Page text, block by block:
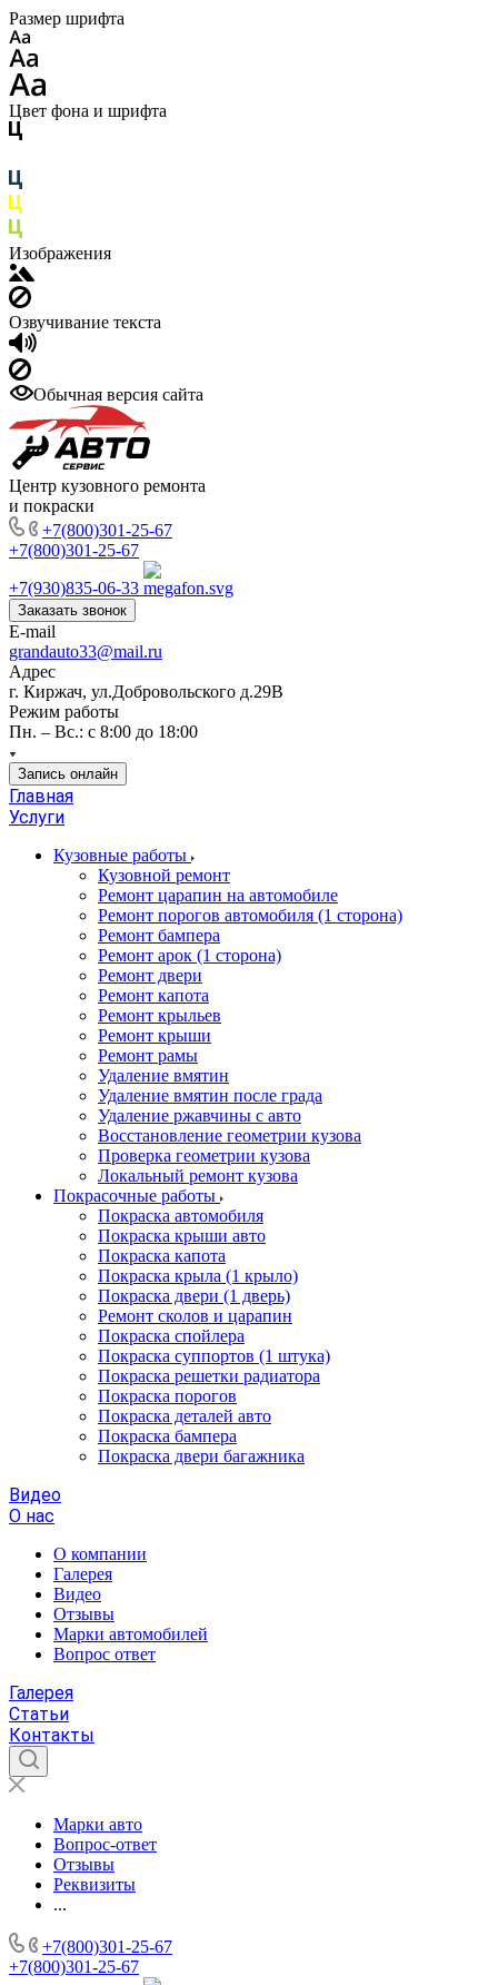
Размер шрифта
Цвет фона и шрифта
Изображения
Озвучивание текста
Обычная версия сайта
Центр кузовного ремонта
и покраски
+7(800)301-25-67
+7(800)301-25-67
+7(930)835-06-33
Заказать звонок
E-mail
grandauto33@mail.ru
Адрес
г. Киржач, ул.Добровольского д.29В
Режим работы
Пн. – Вс.: с 8:00 до 18:00
Запись онлайн
Главная
Услуги
Кузовные работы
Кузовной ремонт
Ремонт царапин на автомобиле
Ремонт порогов автомобиля (1 сторона)
Ремонт бампера
Ремонт арок (1 сторона)
Ремонт двери
Ремонт капота
Ремонт крыльев
Ремонт крыши
Ремонт рамы
Удаление вмятин
Удаление вмятин после града
Удаление ржавчины с авто
Восстановление геометрии кузова
Проверка геометрии кузова
Локальный ремонт кузова
Покрасочные работы
Покраска автомобиля
Покраска крыши авто
Покраска капота
Покраска крыла (1 крыло)
Покраска двери (1 дверь)
Ремонт сколов и царапин
Покраска спойлера
Покраска суппортов (1 штука)
Покраска решетки радиатора
Покраска порогов
Покраска деталей авто
Покраска бампера
Покраска двери багажника
Видео
О нас
О компании
Галерея
Видео
Отзывы
Марки автомобилей
Вопрос ответ
Галерея
Статьи
Контакты
Марки авто
Вопрос-ответ
Отзывы
Реквизиты
...
+7(800)301-25-67
+7(800)301-25-67